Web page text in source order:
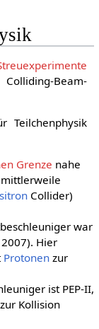
Beam-
Teilchenphysik
Grenze nahe
Collider)
war
Hier
Protonen zur
ist PEP-II,
zur Kollision